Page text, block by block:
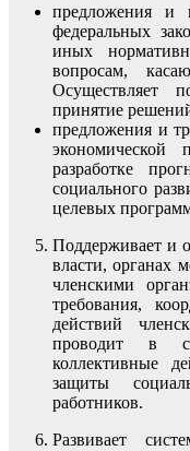
предложения и
федеральных
иных
вопросам,
Осуществляет
принятие
предложения и
экономической
разработке
социального
целевых
Поддерживает и
власти, органах
членскими
требования,
действий
проводит в
коллективные
защиты
работников.
Развивает